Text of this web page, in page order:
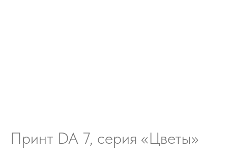
Принт DA 7, серия «Цветы»